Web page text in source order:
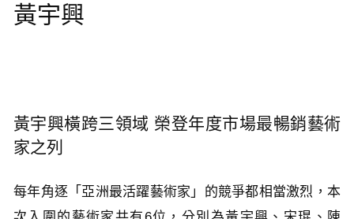
黃宇興
黃宇興橫跨三領域 榮登年度市場最暢銷藝術
家之列
每年角逐「亞洲最活躍藝術家」的競爭都相當激烈，本